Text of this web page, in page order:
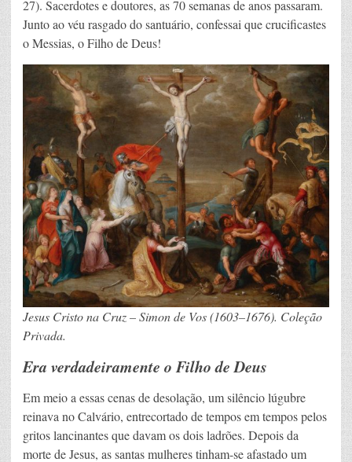
27). Sacerdotes e doutores, as 70 semanas de anos passaram.
Junto ao véu rasgado do santuário, confessai que crucificastes
o Messias, o Filho de Deus!
Jesus Cristo na Cruz – Simon de Vos (1603–1676). Coleção
Privada.
Era verdadeiramente o Filho de Deus
Em meio a essas cenas de desolação, um silêncio lúgubre
reinava no Calvário, entrecortado de tempos em tempos pelos
gritos lancinantes que davam os dois ladrões. Depois da
morte de Jesus, as santas mulheres tinham-se afastado um